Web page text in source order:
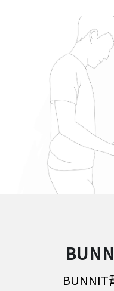
爸氣回收月抽獎
FUN一夏抽獎
momo舊換新現
OPPO、Vivo開
滿千贈百登錄活動
舊換新回收加
跳跳碼
BUN學計畫
2024亞灣新創大
發芽計畫
公益計畫
BUNNIT